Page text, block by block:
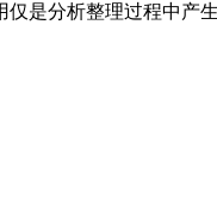
是分析整理过程中产